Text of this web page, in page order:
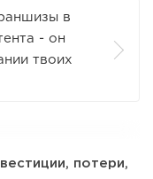
в
- он
твоих
потери,